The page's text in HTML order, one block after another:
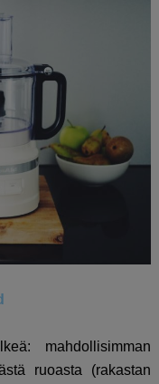
mahdollisimman
ruoasta (rakastan